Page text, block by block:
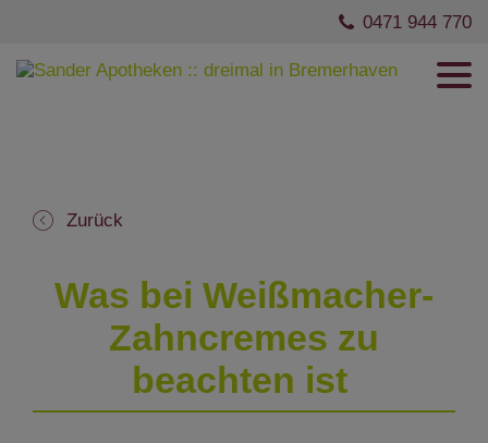
0471 944 770
Zurück
Was bei Weißmacher-
Zahncremes zu
beachten ist